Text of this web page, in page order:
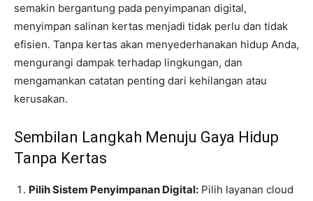
semakin bergantung pada penyimpanan digital,
menyimpan salinan kertas menjadi tidak perlu dan tidak
efisien. Tanpa kertas akan menyederhanakan hidup Anda,
mengurangi dampak terhadap lingkungan, dan
mengamankan catatan penting dari kehilangan atau
kerusakan.
Sembilan Langkah Menuju Gaya Hidup
Tanpa Kertas
Pilih Sistem Penyimpanan Digital: Pilih layanan cloud